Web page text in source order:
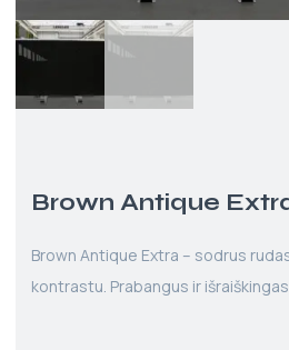
Brown Antique
Brown Antique Extra – sodrus
kontrastu. Prabangus ir